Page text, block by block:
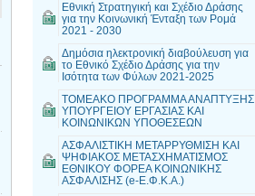
Εθνική Στρατηγική και Σχέδιο Δράσης
για την Κοινωνική Ένταξη των Ρομά
2021 - 2030
Δημόσια ηλεκτρονική διαβούλευση για
το Εθνικό Σχέδιο Δράσης για την
Ισότητα των Φύλων 2021-2025
ΤΟΜΕΑΚΟ ΠΡΟΓΡΑΜΜΑ ΑΝΑΠΤΥΞΗΣ
ΥΠΟΥΡΓΕΙΟΥ ΕΡΓΑΣΙΑΣ ΚΑΙ
ΚΟΙΝΩΝΙΚΩΝ ΥΠΟΘΕΣΕΩΝ
ΑΣΦΑΛΙΣΤΙΚΗ ΜΕΤΑΡΡΥΘΜΙΣΗ ΚΑΙ
ΨΗΦΙΑΚΟΣ ΜΕΤΑΣΧΗΜΑΤΙΣΜΟΣ
ΕΘΝΙΚΟΥ ΦΟΡΕΑ ΚΟΙΝΩΝΙΚΗΣ
ΑΣΦΑΛΙΣΗΣ (e-Ε.Φ.Κ.Α.)